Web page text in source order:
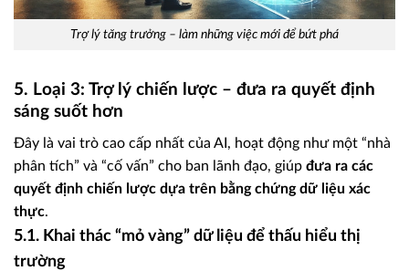
Trợ lý tăng trưởng – làm những việc mới để bứt phá
5. Loại 3: Trợ lý chiến lược – đưa ra quyết định
sáng suốt hơn
Đây là vai trò cao cấp nhất của AI, hoạt động như một “nhà
phân tích” và “cố vấn” cho ban lãnh đạo, giúp đưa ra các
quyết định chiến lược dựa trên bằng chứng dữ liệu xác
thực.
5.1. Khai thác “mỏ vàng” dữ liệu để thấu hiểu thị
trường